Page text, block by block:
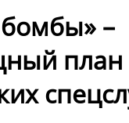
–
план